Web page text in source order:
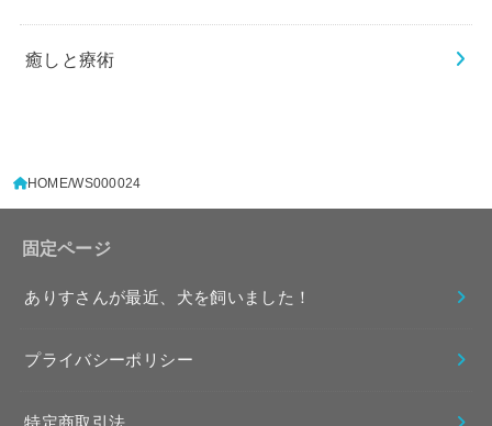
癒しと療術
HOME WS000024
固定ページ
ありすさんが最近、犬を飼いました！
プライバシーポリシー